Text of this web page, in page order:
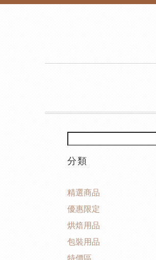
分類
精選商品
優惠限定
烘焙用品
包裝用品